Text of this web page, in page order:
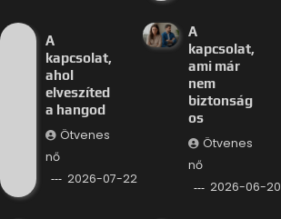
A
kapcsolat,
ahol
elveszíted
a hangod
Ötvenes
nő
2026-07-22
A
kapcsolat,
ami már
nem
biztonság
os
Ötvenes
nő
2026-06-20